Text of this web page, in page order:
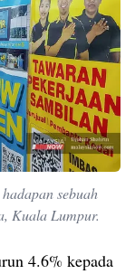
sebuah
Kuala Lumpur.
4.6% kepada